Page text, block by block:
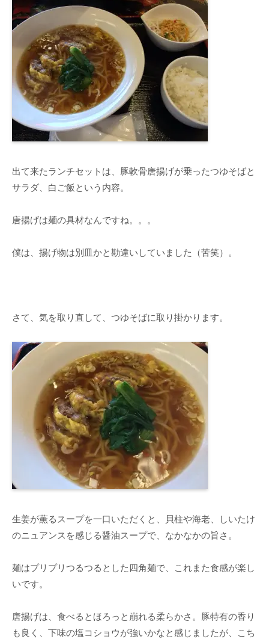
出て来たランチセットは、豚軟骨唐揚げが乗ったつゆそばと
サラダ、白ご飯という内容。
唐揚げは麺の具材なんですね。。。
僕は、揚げ物は別皿かと勘違いしていました（苦笑）。
さて、気を取り直して、つゆそばに取り掛かります。
生姜が薫るスープを一口いただくと、貝柱や海老、しいたけ
のニュアンスを感じる醤油スープで、なかなかの旨さ。
麺はプリプリつるつるとした四角麺で、これまた食感が楽し
いです。
唐揚げは、食べるとほろっと崩れる柔らかさ。豚特有の香り
も良く、下味の塩コショウが強いかなと感じましたが、こち